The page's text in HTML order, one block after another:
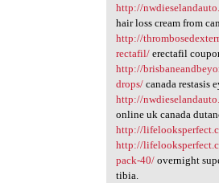
http://
hair loss cream from
http://
rectafil/erectafil
http://
drops/canada restasis
http://
online uk canada
http://
http://
pack-40/overnight
tibia.